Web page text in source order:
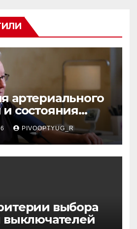
артериального
состояния
профилактике
PIVOOPTYUG_R
выбора
выключателей